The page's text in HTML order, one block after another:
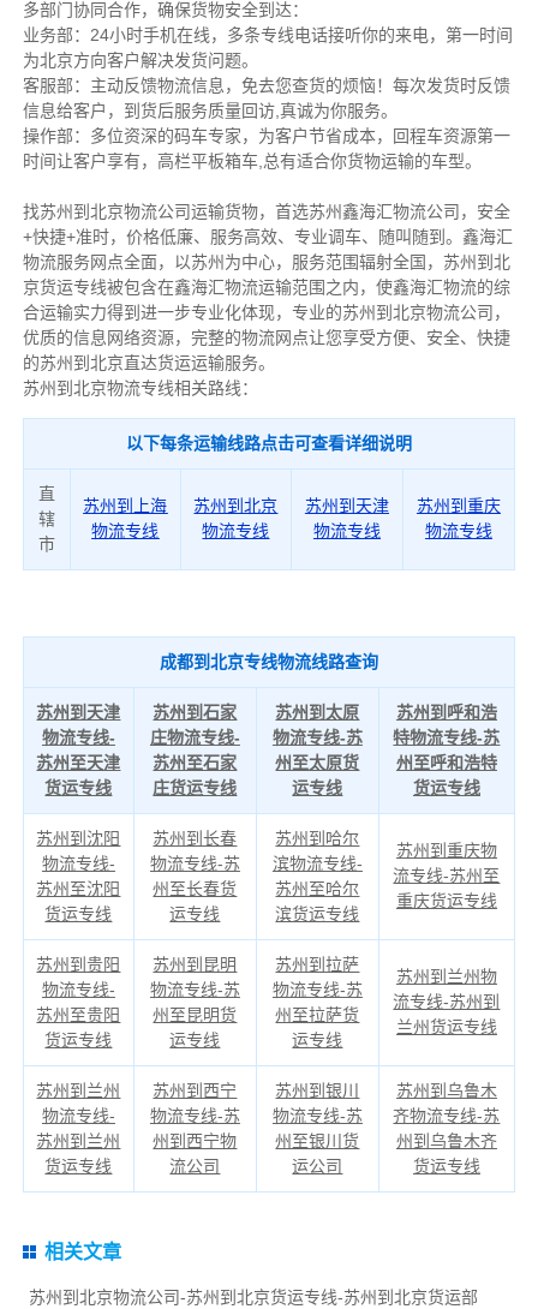
多部门协同合作，确保货物安全到达：
业务部：24小时手机在线，多条专线电话接听你的来电，第一时间
为北京方向客户解决发货问题。
客服部：主动反馈物流信息，免去您查货的烦恼！每次发货时反馈
信息给客户，到货后服务质量回访,真诚为你服务。
操作部：多位资深的码车专家，为客户节省成本，回程车资源第一
时间让客户享有，高栏平板箱车,总有适合你货物运输的车型。
找苏州到北京物流公司运输货物，首选苏州鑫海汇物流公司，安全
+快捷+准时，价格低廉、服务高效、专业调车、随叫随到。鑫海汇
物流服务网点全面，以苏州为中心，服务范围辐射全国，苏州到北
京货运专线被包含在鑫海汇物流运输范围之内，使鑫海汇物流的综
合运输实力得到进一步专业化体现，专业的苏州到北京物流公司，
优质的信息网络资源，完整的物流网点让您享受方便、安全、快捷
的苏州到北京直达货运运输服务。
苏州到北京物流专线相关路线：
以下每条运输线路点击可查看详细说明
直
辖
市
苏州到上海
物流专线
苏州到北京
物流专线
苏州到天津
物流专线
苏州到重庆
物流专线
成都到北京专线物流线路查询
苏州到天津
物流专线-
苏州至天津
货运专线
苏州到石家
庄物流专线-
苏州至石家
庄货运专线
苏州到太原
物流专线-苏
州至太原货
运专线
苏州到呼和浩
特物流专线-苏
州至呼和浩特
货运专线
苏州到沈阳
物流专线-
苏州至沈阳
货运专线
苏州到长春
物流专线-苏
州至长春货
运专线
苏州到哈尔
滨物流专线-
苏州至哈尔
滨货运专线
苏州到重庆物
流专线-苏州至
重庆货运专线
苏州到贵阳
物流专线-
苏州至贵阳
货运专线
苏州到昆明
物流专线-苏
州至昆明货
运专线
苏州到拉萨
物流专线-苏
州至拉萨货
运专线
苏州到兰州物
流专线-苏州到
兰州货运专线
苏州到兰州
物流专线-
苏州到兰州
货运专线
苏州到西宁
物流专线-苏
州到西宁物
流公司
苏州到银川
物流专线-苏
州至银川货
运公司
苏州到乌鲁木
齐物流专线-苏
州到乌鲁木齐
货运专线
相关文章
苏州到北京物流公司-苏州到北京货运专线-苏州到北京货运部